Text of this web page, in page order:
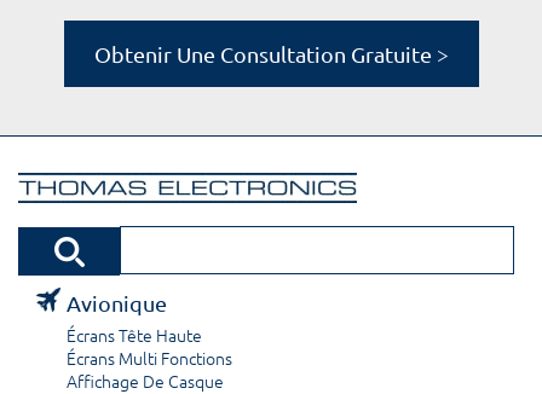
Obtenir Une Consultation Gratuite >
Avionique
Écrans Tête Haute
Écrans Multi Fonctions
Affichage De Casque